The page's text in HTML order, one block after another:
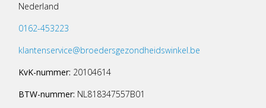
Nederland
0162-453223
klantenservice@broedersgezondheidswinkel.be
KvK-nummer: 20104614
BTW-nummer: NL818347557B01